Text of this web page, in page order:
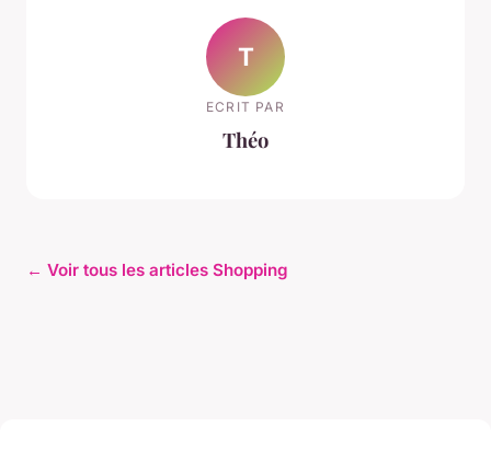
T
ECRIT PAR
Théo
← Voir tous les articles Shopping